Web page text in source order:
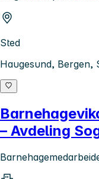
Sted
Haugesund, Bergen,
– Avdeling